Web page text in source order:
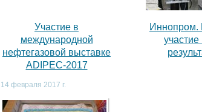
Участие в
международной
нефтегазовой выставке
ADIPEC-2017
Иннопром.
участие
14 февраля 2017 г.